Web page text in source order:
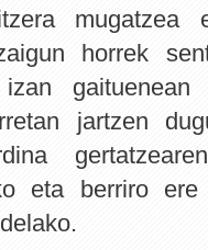
mugatzea
horrek
izan
jartzen
eta berriro